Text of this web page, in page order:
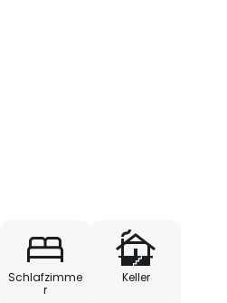
Schlafzimme
r
Keller